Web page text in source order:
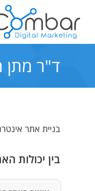
ד"ר מתן
בניית אתר
בין יכולות